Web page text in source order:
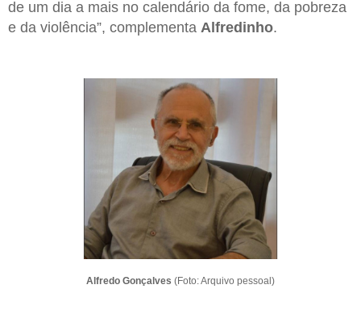
de um dia a mais no calendário da fome, da pobreza
e da violência”, complementa Alfredinho.
Alfredo Gonçalves (Foto: Arquivo pessoal)